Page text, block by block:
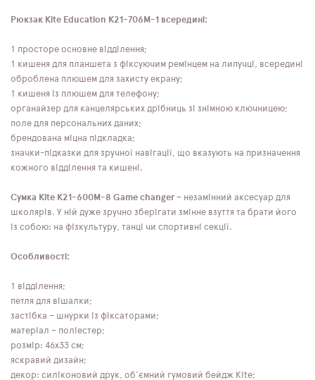
Рюкзак Kite Education K21-706M-1 всередині:
1 просторе основне відділення;
1 кишеня для планшета з фіксуючим ремінцем на липучці, всередині
оброблена плюшем для захисту екрану;
1 кишеня із плюшем для телефону;
органайзер для канцелярських дрібниць зі знімною ключницею;
поле для персональних даних;
брендована міцна підкладка;
значки-підказки для зручної навігації, що вказують на призначення
кожного відділення та кишені.
Сумка Kite K21-600M-8 Game changer– незамінний аксесуар для
школярів. У ній дуже зручно зберігати змінне взуття та брати його
із собою: на фізкультуру, танці чи спортивні секції.
Особливості:
1 відділення;
петля для вішалки;
застібка – шнурки із фіксаторами;
матеріал – поліестер;
розмір: 46x33 см;
яскравий дизайн;
декор: силіконовий друк, об'ємний гумовий бейдж Kite;